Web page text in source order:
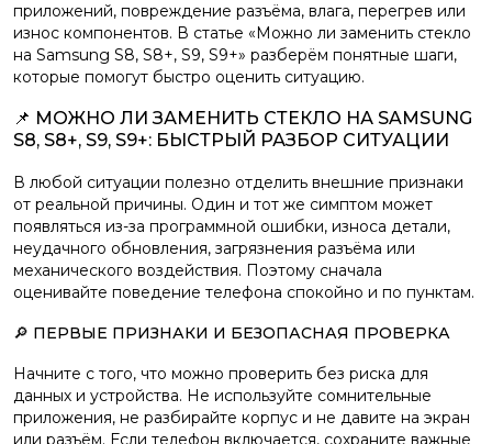
приложений, повреждение разъёма, влага, перегрев или
износ компонентов. В статье «Можно ли заменить стекло
на Samsung S8, S8+, S9, S9+» разберём понятные шаги,
которые помогут быстро оценить ситуацию.
📌 МОЖНО ЛИ ЗАМЕНИТЬ СТЕКЛО НА SAMSUNG
S8, S8+, S9, S9+: БЫСТРЫЙ РАЗБОР СИТУАЦИИ
В любой ситуации полезно отделить внешние признаки
от реальной причины. Один и тот же симптом может
появляться из-за программной ошибки, износа детали,
неудачного обновления, загрязнения разъёма или
механического воздействия. Поэтому сначала
оценивайте поведение телефона спокойно и по пунктам.
🔎 ПЕРВЫЕ ПРИЗНАКИ И БЕЗОПАСНАЯ ПРОВЕРКА
Начните с того, что можно проверить без риска для
данных и устройства. Не используйте сомнительные
приложения, не разбирайте корпус и не давите на экран
или разъём. Если телефон включается, сохраните важные